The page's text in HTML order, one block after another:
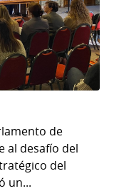
de
al desafío del
del
un...